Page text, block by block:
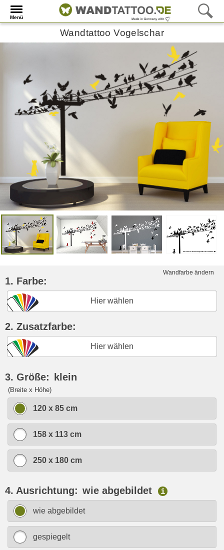
Menü
Wandtattoo Vogelschar
Wandfarbe ändern
1. Farbe:
Hier wählen
2. Zusatzfarbe:
Hier wählen
3. Größe: klein
(Breite x Höhe)
120 x 85 cm
158 x 113 cm
250 x 180 cm
4. Ausrichtung: wie abgebildet i
wie abgebildet
gespiegelt